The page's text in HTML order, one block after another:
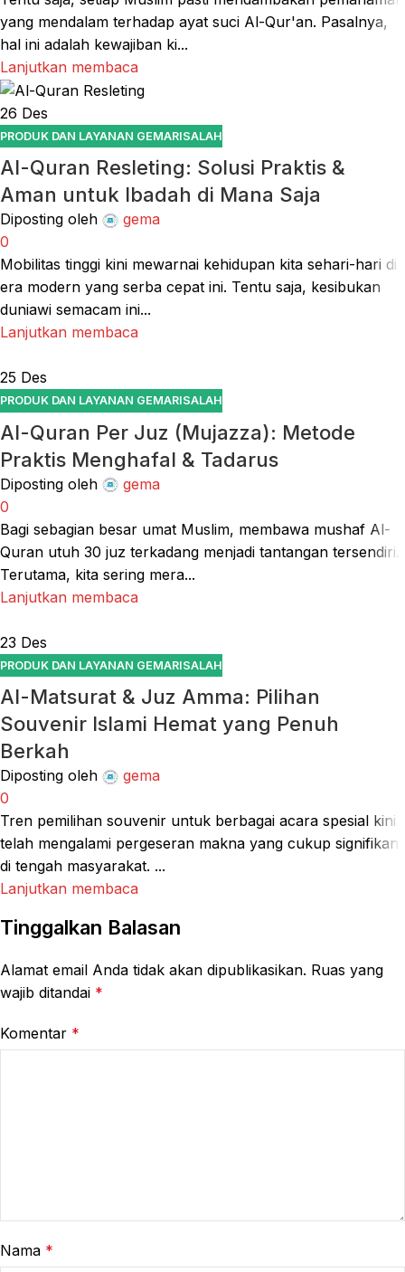
yang mendalam terhadap ayat suci Al-Qur'an. Pasalnya,
hal ini adalah kewajiban ki...
Lanjutkan membaca
26 Des
PRODUK DAN LAYANAN GEMARISALAH
Al-Quran Resleting: Solusi Praktis &
Aman untuk Ibadah di Mana Saja
Diposting oleh
gema
0
Mobilitas tinggi kini mewarnai kehidupan kita sehari-hari di
era modern yang serba cepat ini. Tentu saja, kesibukan
duniawi semacam ini...
Lanjutkan membaca
25 Des
PRODUK DAN LAYANAN GEMARISALAH
Al-Quran Per Juz (Mujazza): Metode
Praktis Menghafal & Tadarus
Diposting oleh
gema
0
Bagi sebagian besar umat Muslim, membawa mushaf Al-
Quran utuh 30 juz terkadang menjadi tantangan tersendiri.
Terutama, kita sering mera...
Lanjutkan membaca
23 Des
PRODUK DAN LAYANAN GEMARISALAH
Al-Matsurat & Juz Amma: Pilihan
Souvenir Islami Hemat yang Penuh
Berkah
Diposting oleh
gema
0
Tren pemilihan souvenir untuk berbagai acara spesial kini
telah mengalami pergeseran makna yang cukup signifikan
di tengah masyarakat. ...
Lanjutkan membaca
Tinggalkan Balasan
Alamat email Anda tidak akan dipublikasikan. Ruas yang
wajib ditandai *
Komentar *
Nama *